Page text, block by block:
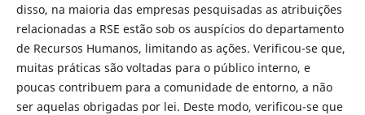
disso, na maioria das empresas pesquisadas as atribuições
relacionadas a RSE estão sob os auspícios do departamento
de Recursos Humanos, limitando as ações. Verificou-se que,
muitas práticas são voltadas para o público interno, e
poucas contribuem para a comunidade de entorno, a não
ser aquelas obrigadas por lei. Deste modo, verificou-se que